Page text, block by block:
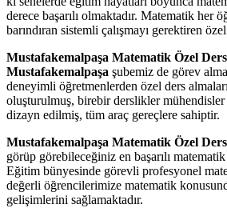
derece başarılı olmaktadır. Matematik her
barındıran sistemli çalışmayı gerektiren
Mustafakemalpaşa Matematik Özel
Mustafakemalpaşa şubemiz de görev
deneyimli öğretmenlerden özel ders
oluşturulmuş, birebir derslikler mühendisler
dizayn edilmiş, tüm araç gereçlere sahiptir.
Mustafakemalpaşa Matematik Özel
görüp görebileceğiniz en başarılı
Eğitim bünyesinde görevli profesyonel
değerli öğrencilerimize matematik
gelişimlerini sağlamaktadır.